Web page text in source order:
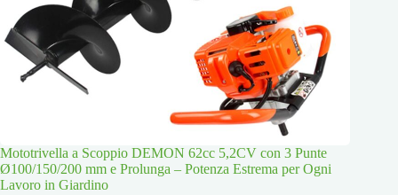
Mototrivella a Scoppio DEMON 62cc 5,2CV con 3 Punte
Ø100/150/200 mm e Prolunga – Potenza Estrema per Ogni
Lavoro in Giardino